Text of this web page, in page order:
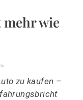
wie
zu kaufen –